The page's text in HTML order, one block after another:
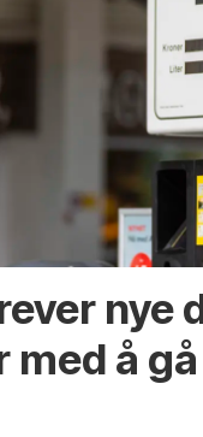
nye
med å